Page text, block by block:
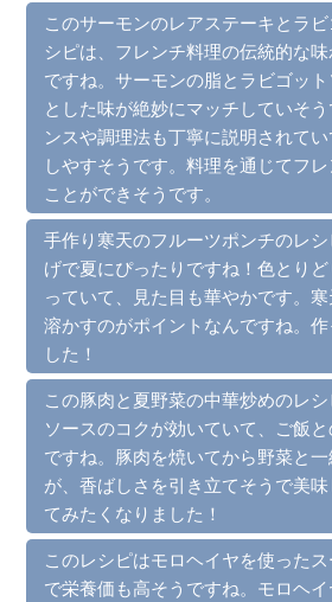
このサーモンのレアステーキとラ
シピは、フレンチ料理の伝統的な
ですね。サーモンの脂とラビゴッ
とした味が絶妙にマッチしていそ
ンスや調理法も丁寧に説明されて
しやすそうです。料理を通じてフ
ことができそうです。
手作り寒天のフルーツポンチのレ
げで夏にぴったりですね！色とり
っていて、見た目も華やかです。
溶かすのがポイントなんですね。
した！
この豚肉と夏野菜の中華炒めのレ
ソースのコクが効いていて、ご飯
ですね。豚肉を焼いてから野菜と
が、香ばしさを引き立てそうで美
てみたくなりました！
このレシピはモロヘイヤを使った
で栄養価も高そうですね。モロヘ